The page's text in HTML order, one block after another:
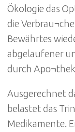
Ökologie das
die
Bewährtes
abgelaufener
durch
Ausgerechnet
belastet das
Medikamente.